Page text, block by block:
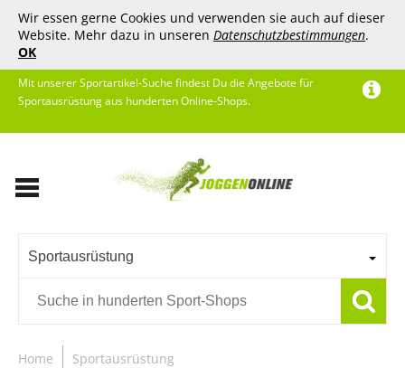
Wir essen gerne Cookies und verwenden sie auch auf dieser
Website. Mehr dazu in unseren Datenschutzbestimmungen.
OK
Mit unserer Sportartikel-Suche findest Du die Angebote für
Sportausrüstung aus hunderten Online-Shops.
Sportausrüstung
Home Sportausrüstung